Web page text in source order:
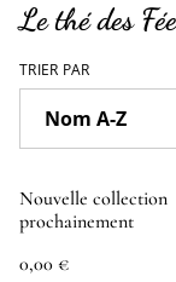
Le thé des
TRIER PAR
Nouvelle collection
prochainement
0,00 €